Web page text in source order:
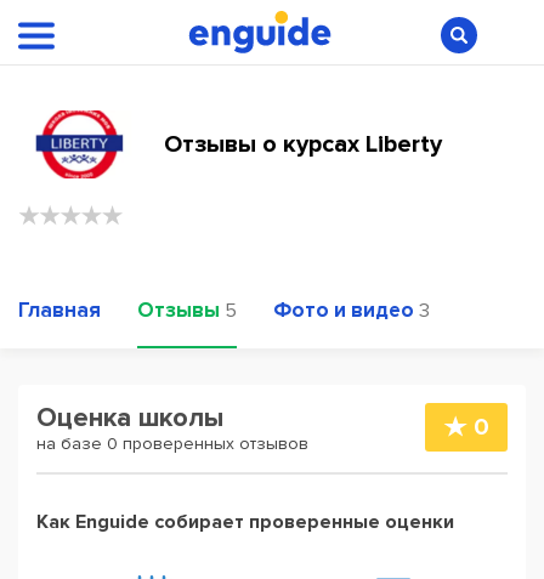
Отзывы о курсах Liberty
Главная Отзывы 5 Фото и видео 3
Оценка школы
на базе 0 проверенных отзывов
0
Как Enguide собирает проверенные оценки